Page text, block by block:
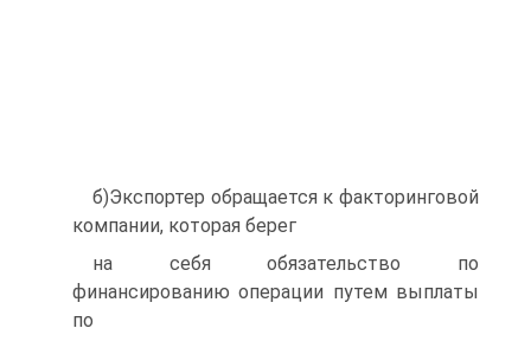
б)Экспортер обращается к факторинговой
компании, которая берег
на себя обязательство по
финансированию операции путем выплаты
по